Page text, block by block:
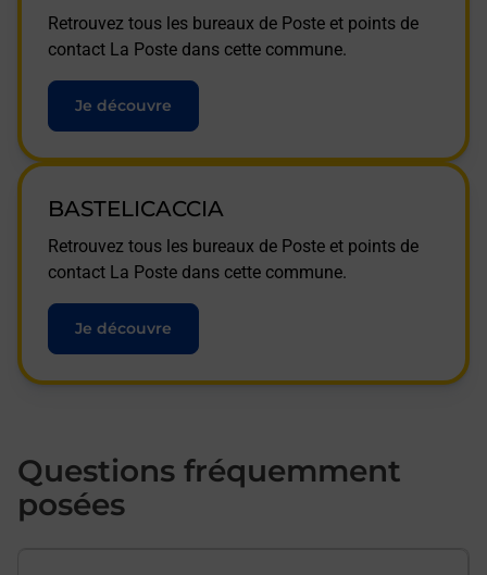
Retrouvez tous les bureaux de Poste et points de
contact La Poste dans cette commune.
Je découvre
BASTELICACCIA
Retrouvez tous les bureaux de Poste et points de
contact La Poste dans cette commune.
Je découvre
Questions fréquemment
posées